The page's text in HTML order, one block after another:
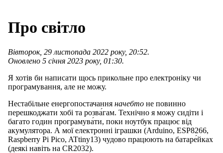
Про світло
Вівторок, 29 листопада 2022 року, 20:52.
Оновлено 5 січня 2023 року, 01:30.
Я хотів би написати щось прикольне про електроніку чи
програмування, але не можу.
Нестабільне енергопостачання начебто не повинно
перешкоджати хобі та розва́гам. Технічно я можу сидіти і
багато годин програмува́ти, поки ноутбук працює від
акумулятора. А мої електронні іграшки (Arduino, ESP8266,
Raspberry Pi Pico, ATtiny13) чудово працюють на батаре́йках
(деякі навіть на CR2032).